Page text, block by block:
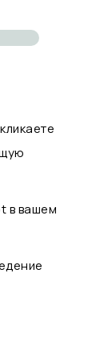
в вашем